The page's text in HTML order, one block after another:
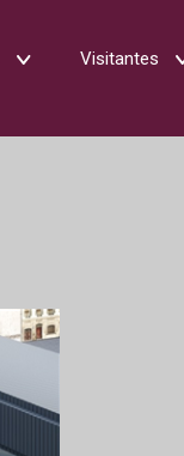
Visitantes